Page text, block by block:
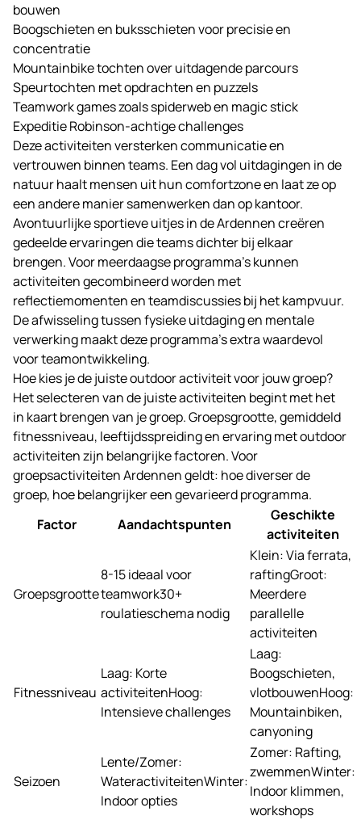
bouwen
Boogschieten en buksschieten voor precisie en
concentratie
Mountainbike tochten over uitdagende parcours
Speurtochten met opdrachten en puzzels
Teamwork games zoals spiderweb en magic stick
Expeditie Robinson-achtige challenges
Deze activiteiten versterken communicatie en
vertrouwen binnen teams. Een dag vol uitdagingen in de
natuur haalt mensen uit hun comfortzone en laat ze op
een andere manier samenwerken dan op kantoor.
Avontuurlijke sportieve uitjes in de Ardennen creëren
gedeelde ervaringen die teams dichter bij elkaar
brengen. Voor meerdaagse programma’s kunnen
activiteiten gecombineerd worden met
reflectiemomenten en teamdiscussies bij het kampvuur.
De afwisseling tussen fysieke uitdaging en mentale
verwerking maakt deze programma’s extra waardevol
voor teamontwikkeling.
Hoe kies je de juiste outdoor activiteit voor jouw groep?
Het selecteren van de juiste activiteiten begint met het
in kaart brengen van je groep. Groepsgrootte, gemiddeld
fitnessniveau, leeftijdsspreiding en ervaring met outdoor
activiteiten zijn belangrijke factoren. Voor
groepsactiviteiten Ardennen geldt: hoe diverser de
groep, hoe belangrijker een gevarieerd programma.
Factor
Aandachtspunten
Geschikte
activiteiten
Groepsgrootte
8-15 ideaal voor
teamwork30+
roulatieschema nodig
Klein: Via ferrata,
raftingGroot:
Meerdere
parallelle
activiteiten
Fitnessniveau
Laag: Korte
activiteitenHoog:
Intensieve challenges
Laag:
Boogschieten,
vlotbouwenHoog:
Mountainbiken,
canyoning
Seizoen
Lente/Zomer:
WateractiviteitenWinter:
Indoor opties
Zomer: Rafting,
zwemmenWinter:
Indoor klimmen,
workshops